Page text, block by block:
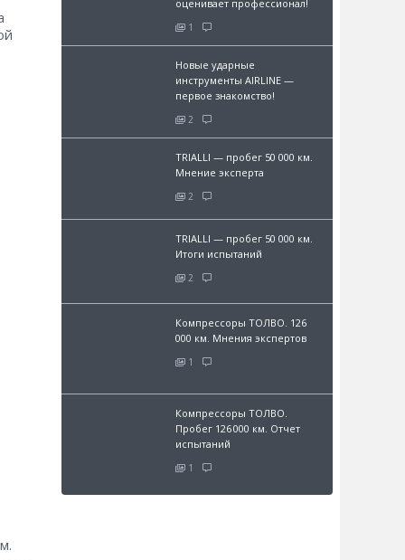
оценивает профессионал!
1
Новые ударные
инструменты AIRLINE —
первое знакомство!
2
TRIALLI — пробег 50 000 км.
Мнение эксперта
2
TRIALLI — пробег 50 000 км.
Итоги испытаний
2
Компрессоры ТОЛВО. 126
000 км. Мнения экспертов
1
Компрессоры ТОЛВО.
Пробег 126 000 км. Отчет
испытаний
1